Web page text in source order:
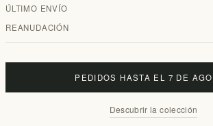
griego
EL1447
ÚLTIMO ENVÍO
REANUDACIÓN
PEDIDOS HASTA EL 7 DE
Descubrir la colección